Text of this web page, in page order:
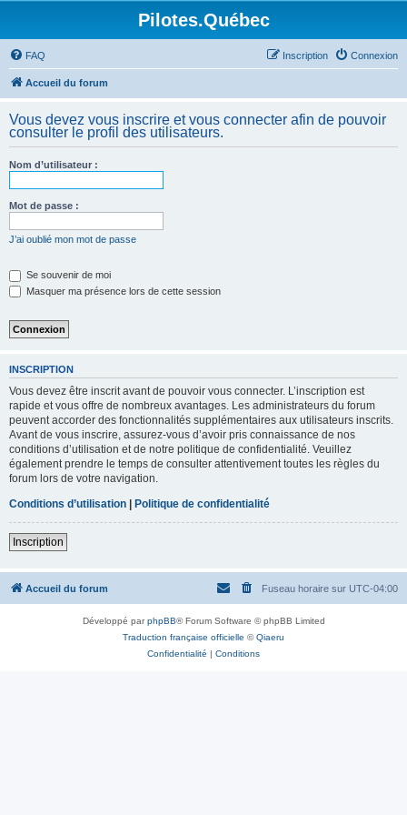
Pilotes.Québec
FAQ Connexion
Inscription
Accueil du forum
Vous devez vous inscrire et vous connecter afin de pouvoir
consulter le profil des utilisateurs.
Nom d’utilisateur :
Mot de passe :
J’ai oublié mon mot de passe
Se souvenir de moi
Masquer ma présence lors de cette session
INSCRIPTION
Vous devez être inscrit avant de pouvoir vous connecter. L’inscription est
rapide et vous offre de nombreux avantages. Les administrateurs du forum
peuvent accorder des fonctionnalités supplémentaires aux utilisateurs inscrits.
Avant de vous inscrire, assurez-vous d’avoir pris connaissance de nos
conditions d’utilisation et de notre politique de confidentialité. Veuillez
également prendre le temps de consulter attentivement toutes les règles du
forum lors de votre navigation.
Conditions d’utilisation | Politique de confidentialité
Inscription
Accueil du forum Fuseau horaire sur UTC-04:00
Développé parphpBB® Forum Software © phpBB Limited
Traduction française officielle ©Qiaeru
Confidentialité | Conditions